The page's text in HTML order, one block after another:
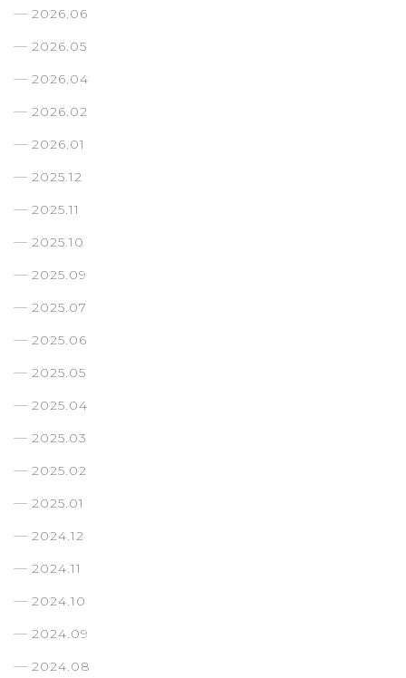
2026.06
2026.05
2026.04
2026.02
2026.01
2025.12
2025.11
2025.10
2025.09
2025.07
2025.06
2025.05
2025.04
2025.03
2025.02
2025.01
2024.12
2024.11
2024.10
2024.09
2024.08